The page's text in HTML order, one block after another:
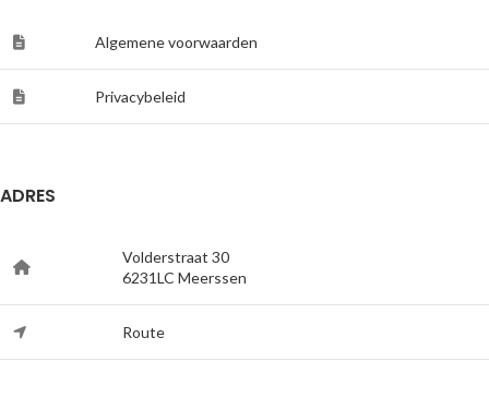
Algemene voorwaarden
Privacybeleid
ADRES
Volderstraat 30
6231LC Meerssen
Route